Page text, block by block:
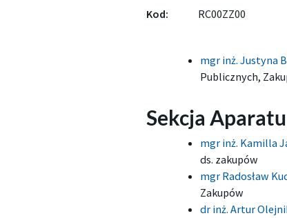
Kod: RC00ZZ00
mgr inż. Justyna
Publicznych,
Sekcja
mgr inż. Kamilla
ds. zakupów
mgr Radosław
Zakupów
dr inż. Artur